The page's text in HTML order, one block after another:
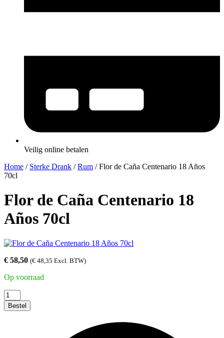
Veilig online betalen
Home / Sterke Drank /Rum / Flor de Caña Centenario 18 Años
70cl
Flor de Caña Centenario 18
Años 70cl
€ 58,50 (€ 48,35 Excl. BTW)
Op voorraad
Flor
de
Caña
Bestel